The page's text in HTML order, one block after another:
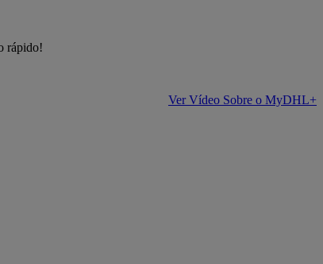
rápido!
Ver Vídeo Sobre o MyDHL+